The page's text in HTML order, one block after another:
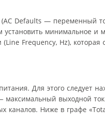
Defaults — переменный
минимальное и
Frequency, Hz),
Для этого следует
максимальный выходной
каналов. Ниже в графе